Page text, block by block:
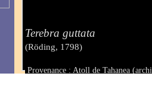
Terebra guttata
(Röding, 1798)
Provenance : Atoll de Tahanea